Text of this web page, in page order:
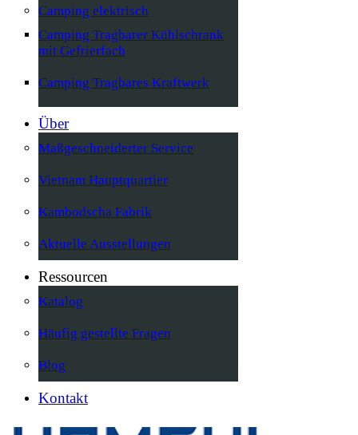
Camping elektrisch
Camping Tragbarer Kühlschrank
mit Gefrierfach
Camping Tragbares Kraftwerk
Über
Maßgeschneiderter Service
Vietnam Hauptquartier
Kambodscha Fabrik
Aktuelle Ausstellungen
Ressourcen
Katalog
Häufig gestellte Fragen
Blog
Kontakt